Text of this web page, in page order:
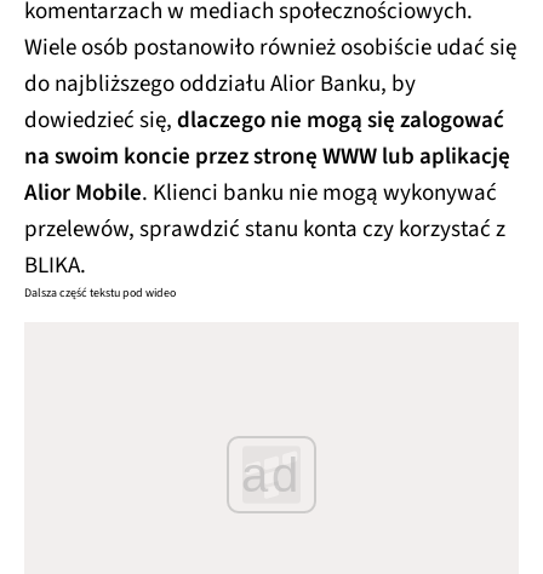
komentarzach w mediach społecznościowych.
Wiele osób postanowiło również osobiście udać się
do najbliższego oddziału Alior Banku, by
dowiedzieć się,dlaczego nie mogą się zalogować
na swoim koncie przez stronę WWW lub aplikację
Alior Mobile. Klienci banku nie mogą wykonywać
przelewów, sprawdzić stanu konta czy korzystać z
BLIKA.
Dalsza część tekstu pod wideo
ad